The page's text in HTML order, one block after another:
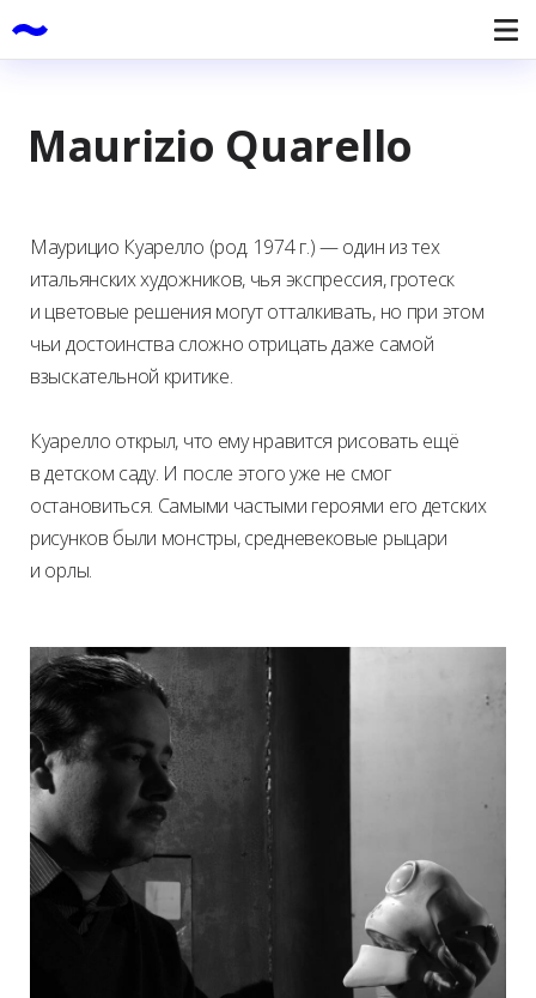
Maurizio Quarello
Маурицио Куарелло (род. 1974 г.) — один из тех
итальянских художников, чья экспрессия, гротеск
и цветовые решения могут отталкивать, но при этом
чьи достоинства сложно отрицать даже самой
взыскательной критике.
Куарелло открыл, что ему нравится рисовать ещё
в детском саду. И после этого уже не смог
остановиться. Самыми частыми героями его детских
рисунков были монстры, средневековые рыцари
и орлы.